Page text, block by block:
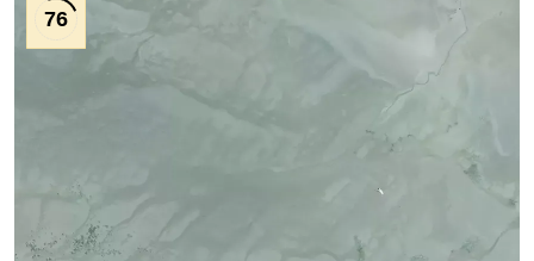
76